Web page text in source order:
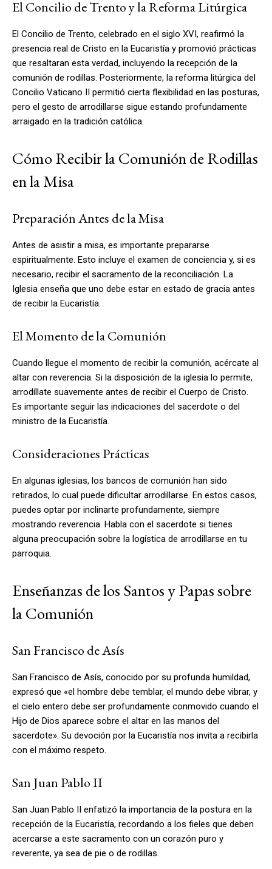
El Concilio de Trento y la Reforma Litúrgica
El Concilio de Trento, celebrado en el siglo XVI, reafirmó la
presencia real de Cristo en la Eucaristía y promovió prácticas
que resaltaran esta verdad, incluyendo la recepción de la
comunión de rodillas. Posteriormente, la reforma litúrgica del
Concilio Vaticano II permitió cierta flexibilidad en las posturas,
pero el gesto de arrodillarse sigue estando profundamente
arraigado en la tradición católica.
Cómo Recibir la Comunión de Rodillas
en la Misa
Preparación Antes de la Misa
Antes de asistir a misa, es importante prepararse
espiritualmente. Esto incluye el examen de conciencia y, si es
necesario, recibir el sacramento de la reconciliación. La
Iglesia enseña que uno debe estar en estado de gracia antes
de recibir la Eucaristía.
El Momento de la Comunión
Cuando llegue el momento de recibir la comunión, acércate al
altar con reverencia. Si la disposición de la iglesia lo permite,
arrodíllate suavemente antes de recibir el Cuerpo de Cristo.
Es importante seguir las indicaciones del sacerdote o del
ministro de la Eucaristía.
Consideraciones Prácticas
En algunas iglesias, los bancos de comunión han sido
retirados, lo cual puede dificultar arrodillarse. En estos casos,
puedes optar por inclinarte profundamente, siempre
mostrando reverencia. Habla con el sacerdote si tienes
alguna preocupación sobre la logística de arrodillarse en tu
parroquia.
Enseñanzas de los Santos y Papas sobre
la Comunión
San Francisco de Asís
San Francisco de Asís, conocido por su profunda humildad,
expresó que «el hombre debe temblar, el mundo debe vibrar, y
el cielo entero debe ser profundamente conmovido cuando el
Hijo de Dios aparece sobre el altar en las manos del
sacerdote». Su devoción por la Eucaristía nos invita a recibirla
con el máximo respeto.
San Juan Pablo II
San Juan Pablo II enfatizó la importancia de la postura en la
recepción de la Eucaristía, recordando a los fieles que deben
acercarse a este sacramento con un corazón puro y
reverente, ya sea de pie o de rodillas.